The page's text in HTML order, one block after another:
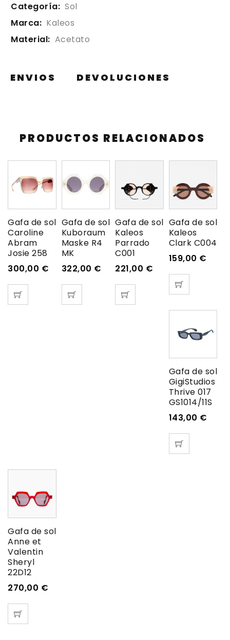
Categoría: Sol
Marca: Kaleos
Material: Acetato
ENVIOS DEVOLUCIONES
PRODUCTOS RELACIONADOS
Gafa de sol
Caroline
Abram
Josie 258
300,00 €
Gafa de sol
Kuboraum
Maske R4
MK
322,00 €
Gafa de sol
Kaleos
Parrado
C001
221,00 €
Gafa de sol
Kaleos
Clark C004
159,00 €
Gafa de sol
GigiStudios
Thrive 017
GS1014/11S
143,00 €
Gafa de sol
Anne et
Valentin
Sheryl
22D12
270,00 €